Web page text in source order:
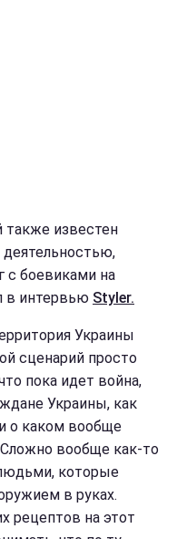
также известен
с боевиками на
в интервью Styler.
Украины
сценарий просто
пока идет война,
Украины, как
о каком вообще
вообще как-то
которые
в руках.
рецептов на этот